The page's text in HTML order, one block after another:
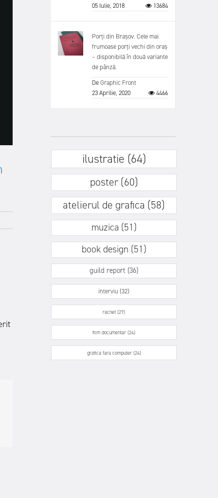
05 Iulie, 2018
13684
Porți din Brașov. Cele mai
frumoase porți vechi din oraș
– disponibilă în două variante
de pânză.
DeGraphic Front
23 Aprilie, 2020
4466
ilustratie (64)
poster (60)
atelierul de grafica (58)
muzica (51)
book design (51)
guild report (36)
interviu (32)
racnet (27)
film documentar (24)
grafica fara computer (24)